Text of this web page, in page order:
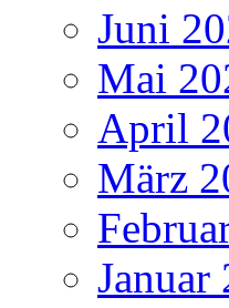
Juni
Mai
April
März
Januar